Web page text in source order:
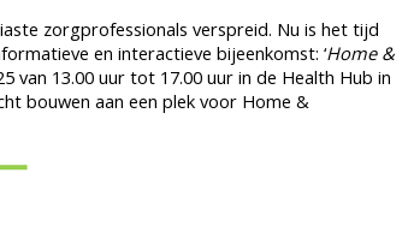
zorgprofessionals verspreid. Nu is het tijd
en interactieve bijeenkomst: ‘Home &
van 13.00 uur tot 17.00 uur in de Health Hub in
bouwen aan een plek voor Home &